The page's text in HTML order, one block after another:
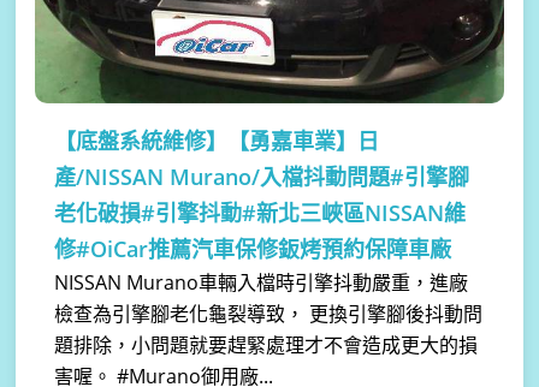
【底盤系統維修】
【勇嘉車業】日
產/NISSAN Murano/入檔抖動問題#引擎腳
老化破損#引擎抖動#新北三峽區NISSAN維
修#OiCar推薦汽車保修鈑烤預約保障車廠
NISSAN Murano車輛入檔時引擎抖動嚴重，進廠
檢查為引擎腳老化龜裂導致， 更換引擎腳後抖動問
題排除，小問題就要趕緊處理才不會造成更大的損
害喔。 #Murano御用廠...